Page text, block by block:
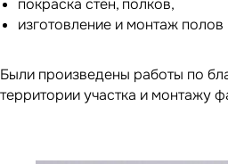
изготовление и монтаж полов
Были произведены работы по
территории участка и монтажу